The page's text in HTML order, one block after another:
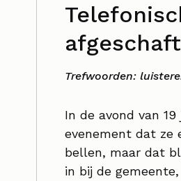
afgeschaft
Trefwoorden:
In de avond van
evenement dat ze
bellen, maar dat
in bij de